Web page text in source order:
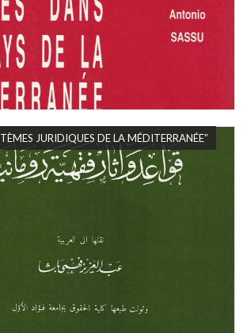
JURIDIQUES DE LA MÉDITERRANÉE”